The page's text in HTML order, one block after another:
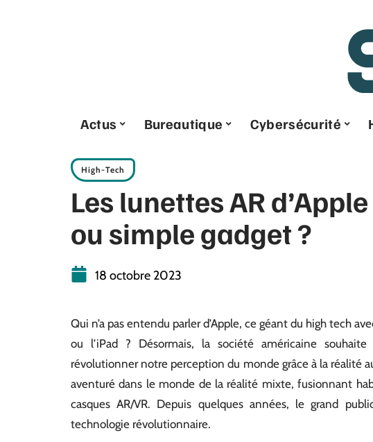
Actus Bureautique Cybersécurité
High-Tech
Les lunettes AR
ou simple gadget ?
18 octobre 2023
Qui n’a pas entendu parler d’Apple, ce géant du high tech
ou l’iPad ? Désormais, la société américaine
révolutionner notre perception du monde grâce à la réalité
aventuré dans le monde de la réalité mixte, fusionnant
casques AR/VR. Depuis quelques années, le grand
technologie révolutionnaire.